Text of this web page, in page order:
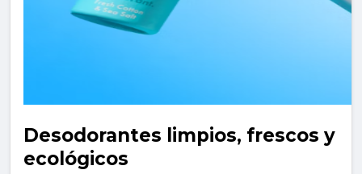
Desodorantes limpios, frescos y
ecológicos